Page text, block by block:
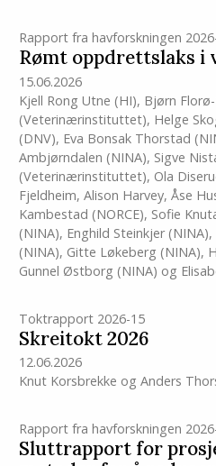
Rapport fra havforskningen
Rømt oppdrettslaks i
15.06.2026
Kjell Rong Utne (HI), Bjørn
(Veterinærinstituttet), Helge
(DNV), Eva Bonsak Thorstad
Ambjørndalen (NINA), Sigve
(Veterinærinstituttet), Ola
Fjeldheim, Alison Harvey, Åse
Kambestad (NORCE), Sofie
(NINA), Enghild Steinkjer (NINA),
(NINA), Gitte Løkeberg (NINA),
Gunnel Østborg (NINA) og
Toktrapport 2026-15
Skreitokt 2026
12.06.2026
Knut Korsbrekke og Anders
Rapport fra havforskningen
Sluttrapport for